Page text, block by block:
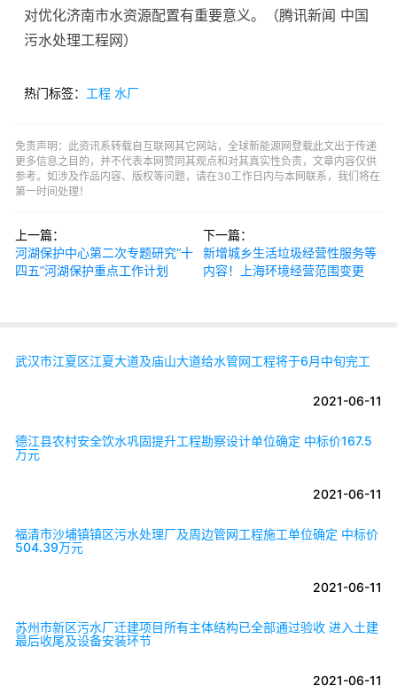
对优化济南市水资源配置有重要意义。（腾讯新闻 中国
污水处理工程网）
热门标签： 工程 水厂
免责声明：此资讯系转载自互联网其它网站，全球新能源网登载此文出于传递
更多信息之目的，并不代表本网赞同其观点和对其真实性负责，文章内容仅供
参考。如涉及作品内容、版权等问题，请在30工作日内与本网联系，我们将在
第一时间处理！
上一篇：
河湖保护中心第二次专题研究“十
四五”河湖保护重点工作计划
下一篇：
新增城乡生活垃圾经营性服务等
内容！上海环境经营范围变更
武汉市江夏区江夏大道及庙山大道给水管网工程将于6月中旬完工
2021-06-11
德江县农村安全饮水巩固提升工程勘察设计单位确定 中标价167.5
万元
2021-06-11
福清市沙埔镇镇区污水处理厂及周边管网工程施工单位确定 中标价
504.39万元
2021-06-11
苏州市新区污水厂迁建项目所有主体结构已全部通过验收 进入土建
最后收尾及设备安装环节
2021-06-11